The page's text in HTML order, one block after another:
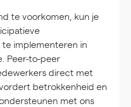
te voorkomen, kun je
implementeren in
Peer-to-peer
direct met
betrokkenheid en
met ons